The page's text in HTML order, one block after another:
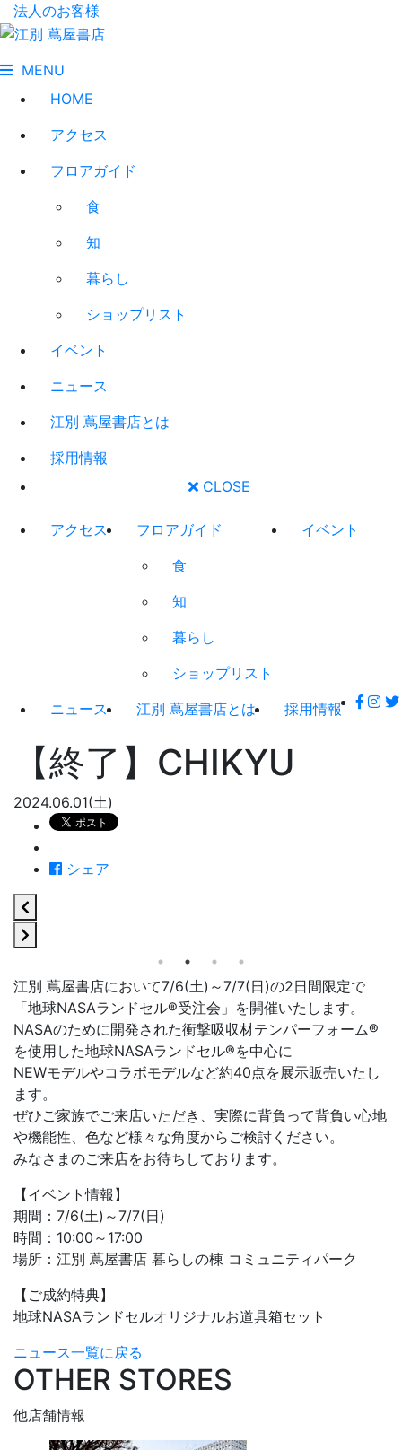
法人のお客様
MENU
HOME
アクセス
フロアガイド
食
知
暮らし
ショップリスト
イベント
ニュース
江別 蔦屋書店とは
採用情報
CLOSE
アクセス
フロアガイド
食
知
暮らし
ショップリスト
イベント
ニュース 江別 蔦屋書店とは 採用情報
【終了】CHIKYU
2024.06.01(土)
シェア
江別 蔦屋書店において7/6(土)～7/7(日)の2日間限定で
「地球NASAランドセル®受注会」を開催いたします。
NASAのために開発された衝撃吸収材テンパーフォーム®
を使用した地球NASAランドセル®を中心に
NEWモデルやコラボモデルなど約40点を展示販売いたし
ます。
ぜひご家族でご来店いただき、実際に背負って背負い心地
や機能性、色など様々な角度からご検討ください。
みなさまのご来店をお待ちしております。
【イベント情報】
期間：7/6(土)～7/7(日)
時間：10:00～17:00
場所：江別 蔦屋書店 暮らしの棟 コミュニティパーク
【ご成約特典】
地球NASAランドセルオリジナルお道具箱セット
ニュース一覧に戻る
OTHER STORES
他店舗情報